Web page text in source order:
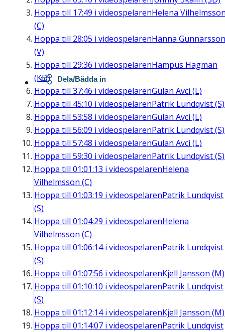
Hoppa till 17:49 i videospelarenHelena
(C)
Hoppa till 28:05 i videospelarenHanna Gunnarsson
(V)
Hoppa till 29:36 i videospelarenHampus Hagman
(KD)
Hoppa till 37:46 i videospelarenGulan Avci (L)
Hoppa till 45:10 i videospelarenPatrik Lundqvist (S)
Hoppa till 53:58 i videospelarenGulan Avci (L)
Hoppa till 56:09 i videospelarenPatrik Lundqvist (S)
Hoppa till 57:48 i videospelarenGulan Avci (L)
Hoppa till 59:30 i videospelarenPatrik Lundqvist (S)
Hoppa till 01:01:13 i videospelarenHelena
Vilhelmsson (C)
Hoppa till 01:03:19 i videospelarenPatrik Lundqvist
(S)
Hoppa till 01:04:29 i videospelarenHelena
Vilhelmsson (C)
Hoppa till 01:06:14i videospelarenPatrik Lundqvist
(S)
Hoppa till 01:07:56 i videospelarenKjell Jansson (M)
Hoppa till 01:10:10 i videospelarenPatrik Lundqvist
(S)
Hoppa till 01:12:14i videospelarenKjell Jansson (M)
Hoppa till 01:14:07 i videospelarenPatrik Lundqvist
Dela/Bädda in